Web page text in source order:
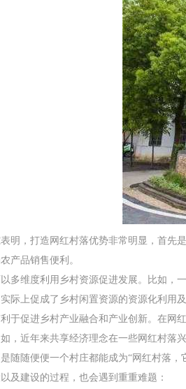
明，打造网红村落优势非常明显，首先
产品销售便利。
多维度利用乡村资源促进发展。比如，
际上促成了乡村闲置资源的资源化利用
于促进乡村产业融合和产业创新。在网
，近年来共享经济理念在一些网红村落
随随便便一个村庄都能成为“网红村落
及建设的过程，也会遇到重重难题：